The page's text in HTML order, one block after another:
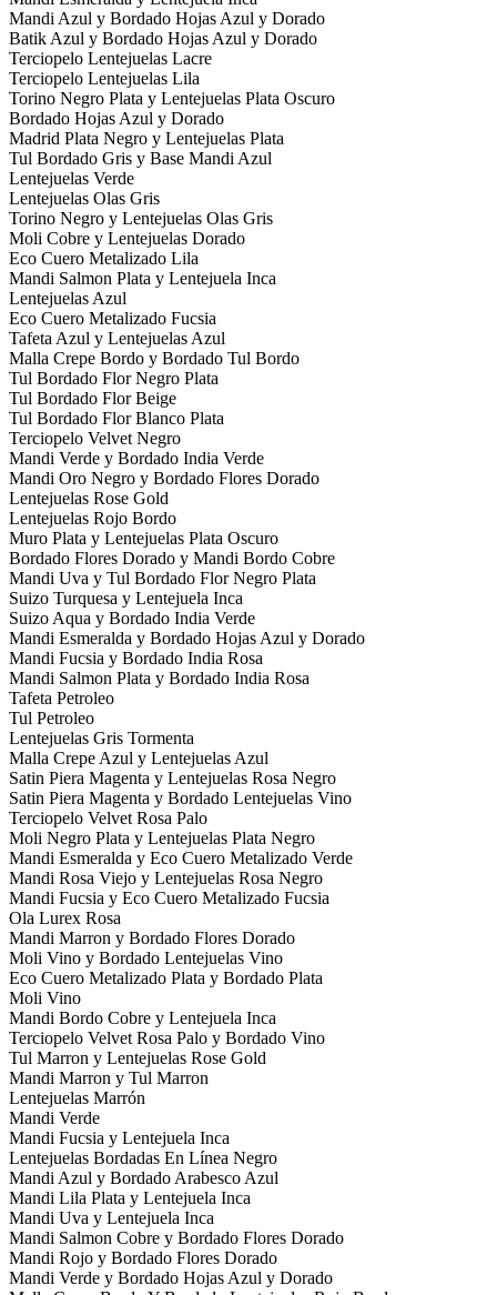
Mandi Azul y Bordado Hojas Azul y Dorado
Batik Azul y Bordado Hojas Azul y Dorado
Terciopelo Lentejuelas Lacre
Terciopelo Lentejuelas Lila
Torino Negro Plata y Lentejuelas Plata Oscuro
Bordado Hojas Azul y Dorado
Madrid Plata Negro y Lentejuelas Plata
Tul Bordado Gris y Base Mandi Azul
Lentejuelas Verde
Lentejuelas Olas Gris
Torino Negro y Lentejuelas Olas Gris
Moli Cobre y Lentejuelas Dorado
Eco Cuero Metalizado Lila
Mandi Salmon Plata y Lentejuela Inca
Lentejuelas Azul
Eco Cuero Metalizado Fucsia
Tafeta Azul y Lentejuelas Azul
Malla Crepe Bordo y Bordado Tul Bordo
Tul Bordado Flor Negro Plata
Tul Bordado Flor Beige
Tul Bordado Flor Blanco Plata
Terciopelo Velvet Negro
Mandi Verde y Bordado India Verde
Mandi Oro Negro y Bordado Flores Dorado
Lentejuelas Rose Gold
Lentejuelas Rojo Bordo
Muro Plata y Lentejuelas Plata Oscuro
Bordado Flores Dorado y Mandi Bordo Cobre
Mandi Uva y Tul Bordado Flor Negro Plata
Suizo Turquesa y Lentejuela Inca
Suizo Aqua y Bordado India Verde
Mandi Esmeralda y Bordado Hojas Azul y Dorado
Mandi Fucsia y Bordado India Rosa
Mandi Salmon Plata y Bordado India Rosa
Tafeta Petroleo
Tul Petroleo
Lentejuelas Gris Tormenta
Malla Crepe Azul y Lentejuelas Azul
Satin Piera Magenta y Lentejuelas Rosa Negro
Satin Piera Magenta y Bordado Lentejuelas Vino
Terciopelo Velvet Rosa Palo
Moli Negro Plata y Lentejuelas Plata Negro
Mandi Esmeralda y Eco Cuero Metalizado Verde
Mandi Rosa Viejo y Lentejuelas Rosa Negro
Mandi Fucsia y Eco Cuero Metalizado Fucsia
Ola Lurex Rosa
Mandi Marron y Bordado Flores Dorado
Moli Vino y Bordado Lentejuelas Vino
Eco Cuero Metalizado Plata y Bordado Plata
Moli Vino
Mandi Bordo Cobre y Lentejuela Inca
Terciopelo Velvet Rosa Palo y Bordado Vino
Tul Marron y Lentejuelas Rose Gold
Mandi Marron y Tul Marron
Lentejuelas Marrón
Mandi Verde
Mandi Fucsia y Lentejuela Inca
Lentejuelas Bordadas En Línea Negro
Mandi Azul y Bordado Arabesco Azul
Mandi Lila Plata y Lentejuela Inca
Mandi Uva y Lentejuela Inca
Mandi Salmon Cobre y Bordado Flores Dorado
Mandi Rojo y Bordado Flores Dorado
Mandi Verde y Bordado Hojas Azul y Dorado